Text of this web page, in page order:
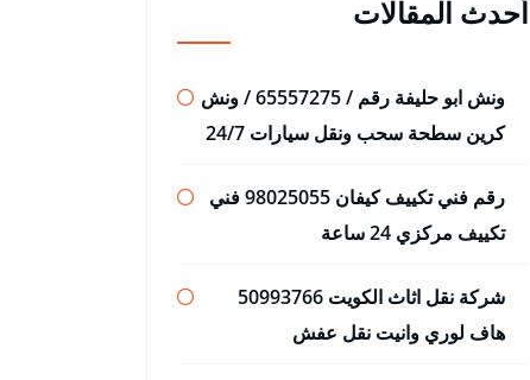
أحدث المقالات
ونش ابو حليفة رقم / 65557275 / ونش
كرين سطحة سحب ونقل سيارات 24/7
رقم فني تكييف كيفان 98025055 فني
تكييف مركزي 24 ساعة
شركة نقل اثاث الكويت 50993766
هاف لوري وانيت نقل عفش